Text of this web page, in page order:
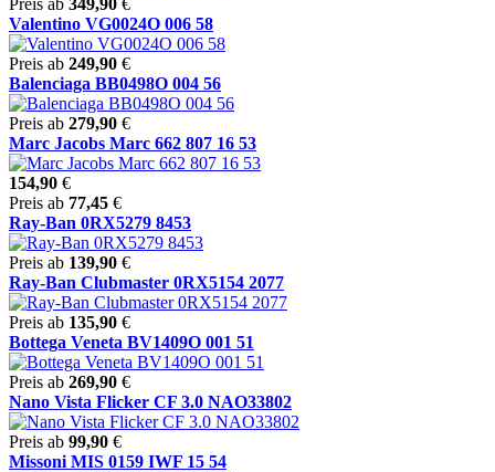
Valentino VG0024O 006 58
Preis ab 249,90 €
Balenciaga BB0498O 004 56
Preis ab 279,90 €
Marc Jacobs Marc 662 807 16 53
154,90 €
Preis ab 77,45 €
Ray-Ban 0RX5279 8453
Preis ab 139,90 €
Ray-Ban Clubmaster 0RX5154 2077
Preis ab 135,90 €
Bottega Veneta BV1409O 001 51
Preis ab 269,90 €
Nano Vista Flicker CF 3.0 NAO33802
Preis ab 99,90 €
Missoni MIS 0159 IWF 15 54